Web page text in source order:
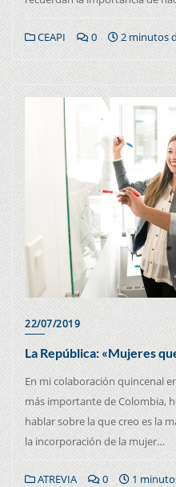
CEAPI 0 2 minutos
22/07/2019
La República: «Mujeres
En mi colaboración quincenal
más importante de Colombia,
hablar sobre la que creo es la
la incorporación de la mujer…
ATREVIA 0 1